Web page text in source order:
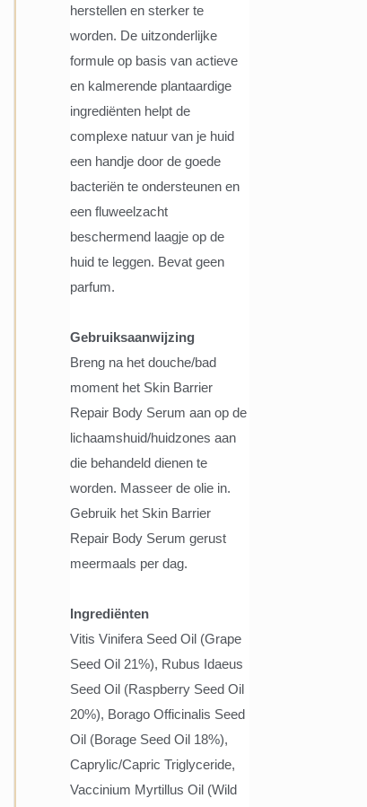
herstellen en sterker te
worden. De uitzonderlijke
formule op basis van actieve
en kalmerende plantaardige
ingrediënten helpt de
complexe natuur van je huid
een handje door de goede
bacteriën te ondersteunen en
een fluweelzacht
beschermend laagje op de
huid te leggen. Bevat geen
parfum.
Gebruiksaanwijzing
Breng na het douche/bad
moment het Skin Barrier
Repair Body Serum aan op de
lichaamshuid/huidzones aan
die behandeld dienen te
worden. Masseer de olie in.
Gebruik het Skin Barrier
Repair Body Serum gerust
meermaals per dag.
Ingrediënten
Vitis Vinifera Seed Oil (Grape
Seed Oil 21%), Rubus Idaeus
Seed Oil (Raspberry Seed Oil
20%), Borago Officinalis Seed
Oil (Borage Seed Oil 18%),
Caprylic/Capric Triglyceride,
Vaccinium Myrtillus Oil (Wild